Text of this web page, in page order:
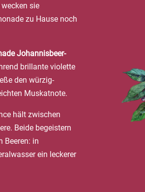
sie
zu Hause noch
Johannisbeer-
brillante violette
den würzig-
Muskatnote.
hält zwischen
Beide begeistern
Beeren: in
ein leckerer